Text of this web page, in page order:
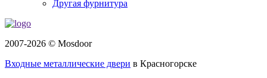
Другая фурнитура
2007-2026 © Mosdoor
Входные металлические двери в Красногорске